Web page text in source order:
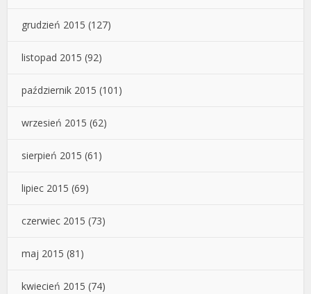
grudzień 2015 (127)
listopad 2015 (92)
październik 2015 (101)
wrzesień 2015 (62)
sierpień 2015 (61)
lipiec 2015 (69)
czerwiec 2015 (73)
maj 2015 (81)
kwiecień 2015 (74)